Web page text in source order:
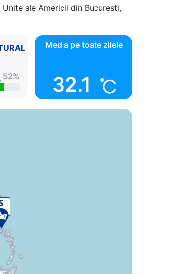
ale Americii din Bucuresti,
52%
Media pe toate zilele
32.1